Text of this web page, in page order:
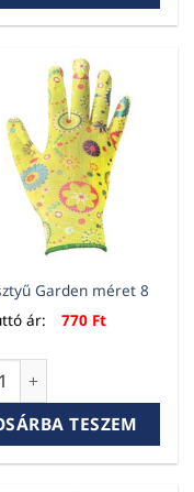
Garden méret 8
ár:
770 Ft
Garden méret 8
TESZEM